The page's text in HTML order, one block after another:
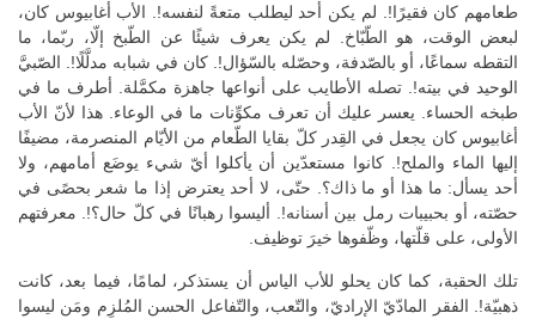
طعامهم كان فقيرًا!. لم يكن أحد ليطلب متعةً لنفسه!. الأب أغابيوس كان،
لبعض الوقت، هو الطّبّاخ. لم يكن يعرف شيئًا عن الطّبخ إلّا، ربّما، ما
التقطه سماعًا، أو بالصّدفة، وحصّله بالسّؤال!. كان في شبابه مدلَّلًا!. الصّبيَّ
الوحيد في بيته!. تصله الأطايب على أنواعها جاهزة مكمَّلة. أطرف ما في
طبخه الحساء. يعسر عليك أن تعرف مكوِّنات ما في الوعاء. هذا لأنّ الأب
أغابيوس كان يجعل في القِدر كلّ بقايا الطّعام من الأيّام المنصرمة، مضيفًا
إليها الماء والملح!. كانوا مستعدّين أن يأكلوا أيّ شيء يوضَع أمامهم، ولا
أحد يسأل: ما هذا أو ما ذاك؟. حتّى، لا أحد يعترض إذا ما شعر بحصًى في
حصّته، أو بحبيبات رمل بين أسنانه!. أليسوا رهبانًا في كلّ حال؟!. معرفتهم
الأولى، على قلّتها، وظّفوها خيرَ توظيف.
تلك الحقبة، كما كان يحلو للأب الياس أن يستذكر، لمامًا، فيما بعد، كانت
ذهبيّة!. الفقر المادّيّ الإراديّ، والتّعب، والتّفاعل الحسن المُلزِم ومَن ليسوا